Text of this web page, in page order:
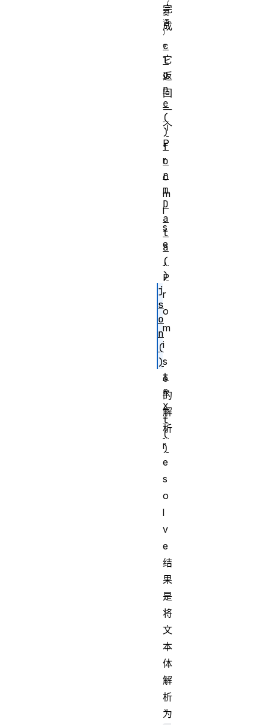
完
成
。
它
返
回
一
个
P
r
o
m
i
s
e
，
P
r
o
m
i
s
e
的
解
析
r
e
s
o
l
v
e
结
果
是
将
文
本
体
解
析
为
c
l
o
n
e
(
)
f
o
r
m
D
a
t
a
(
)
j
s
o
n
(
)
t
e
x
t
(
)